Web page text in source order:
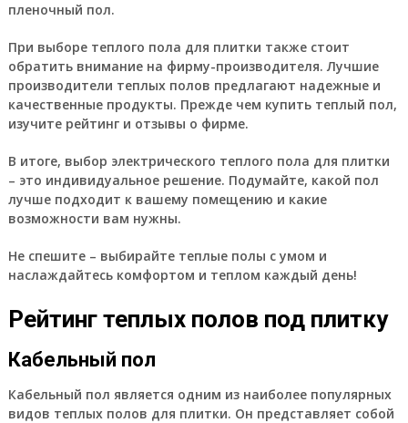
пленочный пол.
При выборе теплого пола для плитки также стоит
обратить внимание на фирму-производителя. Лучшие
производители теплых полов предлагают надежные и
качественные продукты. Прежде чем купить теплый пол,
изучите рейтинг и отзывы о фирме.
В итоге, выбор электрического теплого пола для плитки
– это индивидуальное решение. Подумайте, какой пол
лучше подходит к вашему помещению и какие
возможности вам нужны.
Не спешите – выбирайте теплые полы с умом и
наслаждайтесь комфортом и теплом каждый день!
Рейтинг теплых полов под плитку
Кабельный пол
Кабельный пол является одним из наиболее популярных
видов теплых полов для плитки. Он представляет собой